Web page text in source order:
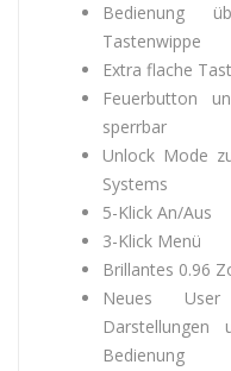
Bedienung
Tastenwippe
Extra flache
Feuerbutton
sperrbar
Unlock Mode
Systems
5-Klick An/Aus
3-Klick Menü
Brillantes 0.96
Neues
Bedienung